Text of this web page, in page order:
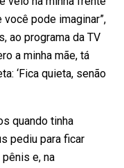
pode imaginar”,
ao programa da TV
a minha mãe, tá
‘Fica quieta, senão
quando tinha
pediu para ficar
e, na